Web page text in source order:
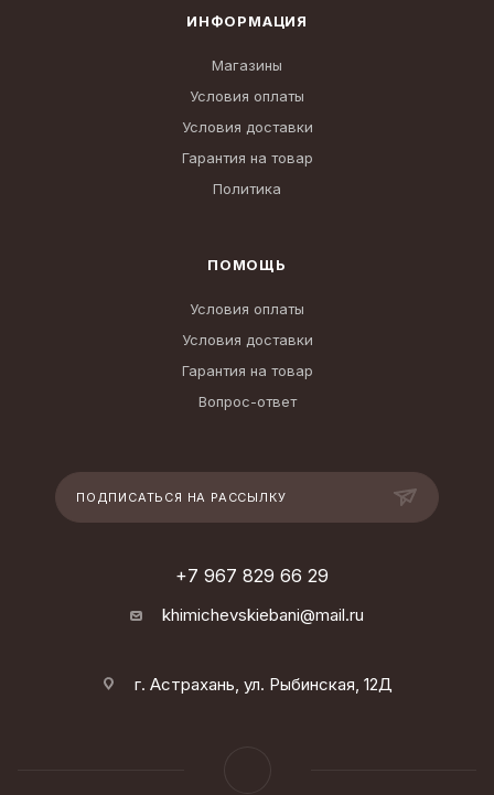
ИНФОРМАЦИЯ
Магазины
Условия оплаты
Условия доставки
Гарантия на товар
Политика
ПОМОЩЬ
Условия оплаты
Условия доставки
Гарантия на товар
Вопрос-ответ
ПОДПИСАТЬСЯ НА РАССЫЛКУ
+7 967 829 66 29
khimichevskiebani@mail.ru
г. Астрахань, ул. Рыбинская, 12Д